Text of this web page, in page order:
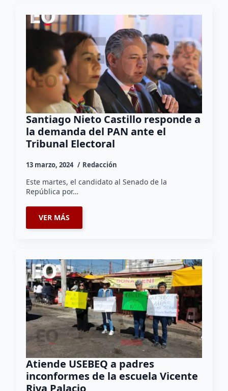
Santiago Nieto Castillo responde a
la demanda del PAN ante el
Tribunal Electoral
13 marzo, 2024 Redacción
Este martes, el candidato al Senado de la
República por…
VER MÁS
Atiende USEBEQ a padres
inconformes de la escuela Vicente